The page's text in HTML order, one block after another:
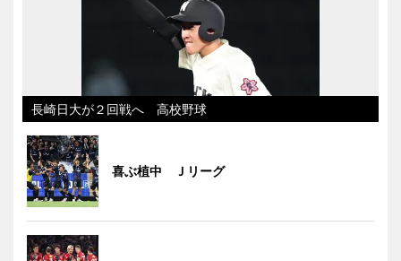
長崎日大が２回戦へ 高校野球
喜ぶ植中 Ｊリーグ